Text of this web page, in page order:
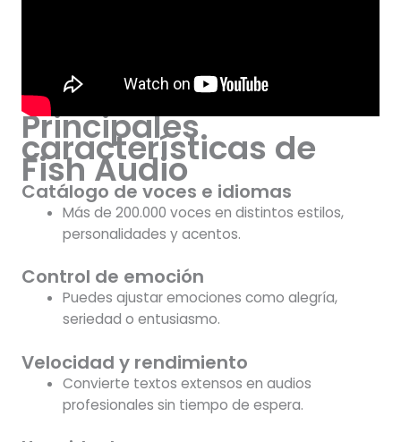
Principales
características de
Fish Audio
Catálogo de voces e idiomas
Más de 200.000 voces en distintos estilos,
personalidades y acentos.
Control de emoción
Puedes ajustar emociones como alegría,
seriedad o entusiasmo.
Velocidad y rendimiento
Convierte textos extensos en audios
profesionales sin tiempo de espera.